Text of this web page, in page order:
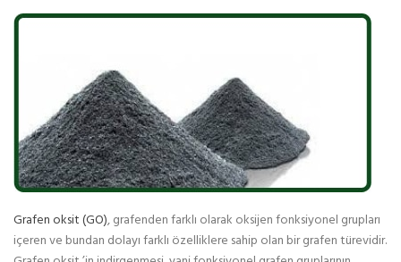
Grafen oksit (GO), grafenden farklı olarak oksijen fonksiyonel grupları
içeren ve bundan dolayı farklı özelliklere sahip olan bir grafen türevidir.